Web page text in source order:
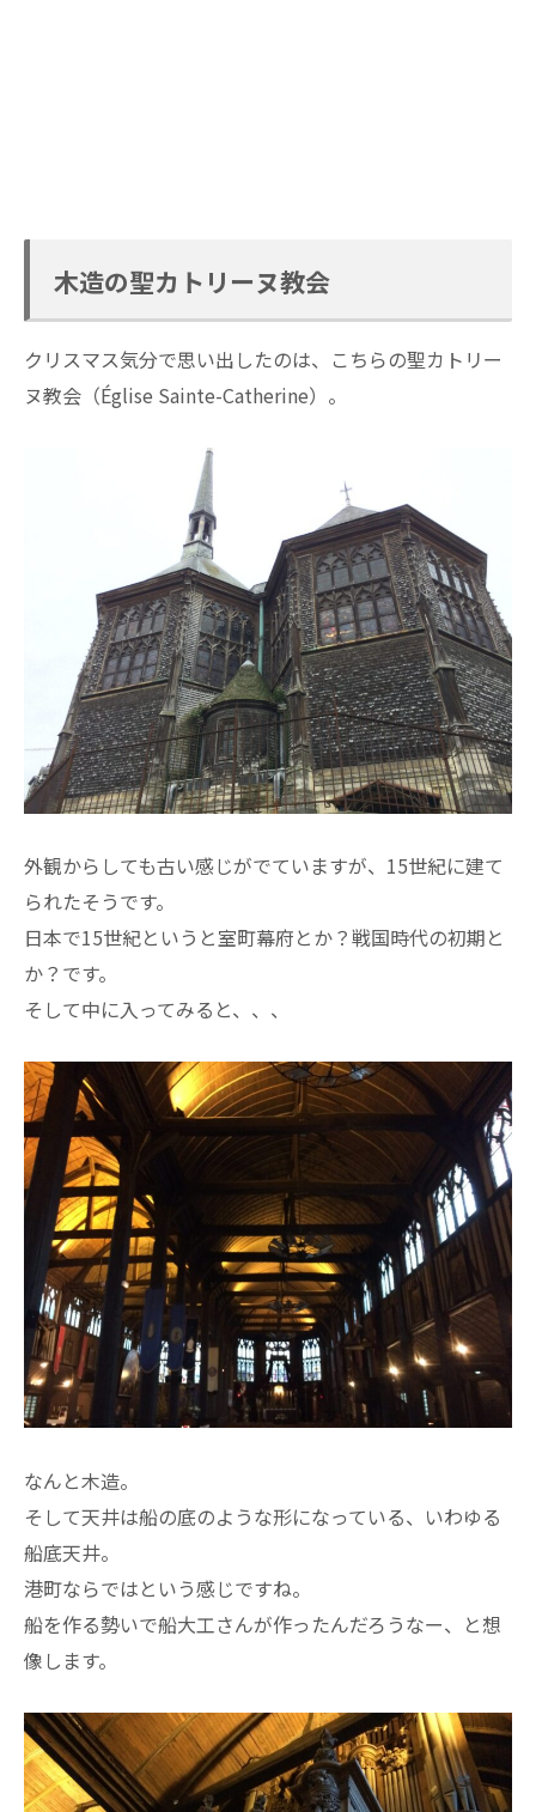
木造の聖カトリーヌ教会
クリスマス気分で思い出したのは、こちらの聖カトリー
ヌ教会（Église Sainte-Catherine）。
外観からしても古い感じがでていますが、15世紀に建て
られたそうです。
日本で15世紀というと室町幕府とか？戦国時代の初期と
か？です。
そして中に入ってみると、、、
なんと木造。
そして天井は船の底のような形になっている、いわゆる
船底天井。
港町ならではという感じですね。
船を作る勢いで船大工さんが作ったんだろうなー、と想
像します。